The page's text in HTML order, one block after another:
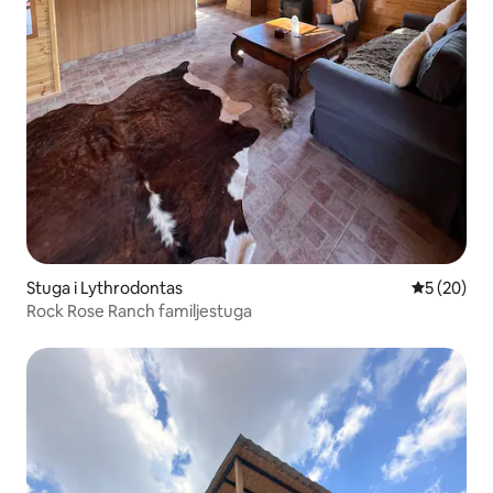
Stuga i Lythrodontas 5 av 5 i
5 (20)
Rock Rose Ranch familjestuga